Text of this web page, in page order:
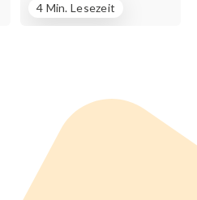
4 Min. Lesezeit